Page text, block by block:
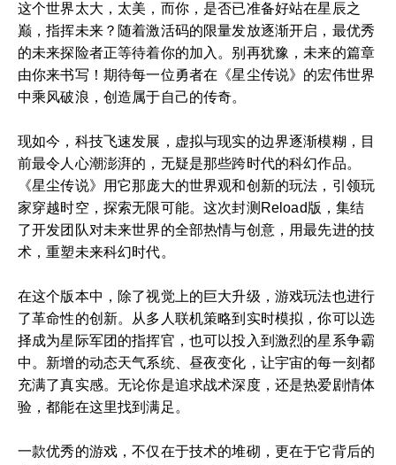
这个世界太大，太美，而你，是否已准备好站在星辰之
巅，指挥未来？随着激活码的限量发放逐渐开启，最优秀
的未来探险者正等待着你的加入。别再犹豫，未来的篇章
由你来书写！期待每一位勇者在《星尘传说》的宏伟世界
中乘风破浪，创造属于自己的传奇。
现如今，科技飞速发展，虚拟与现实的边界逐渐模糊，目
前最令人心潮澎湃的，无疑是那些跨时代的科幻作品。
《星尘传说》用它那庞大的世界观和创新的玩法，引领玩
家穿越时空，探索无限可能。这次封测Reload版，集结
了开发团队对未来世界的全部热情与创意，用最先进的技
术，重塑未来科幻时代。
在这个版本中，除了视觉上的巨大升级，游戏玩法也进行
了革命性的创新。从多人联机策略到实时模拟，你可以选
择成为星际军团的指挥官，也可以投入到激烈的星系争霸
中。新增的动态天气系统、昼夜变化，让宇宙的每一刻都
充满了真实感。无论你是追求战术深度，还是热爱剧情体
验，都能在这里找到满足。
一款优秀的游戏，不仅在于技术的堆砌，更在于它背后的